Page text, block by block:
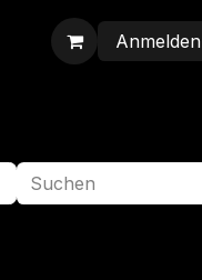
Anmelden